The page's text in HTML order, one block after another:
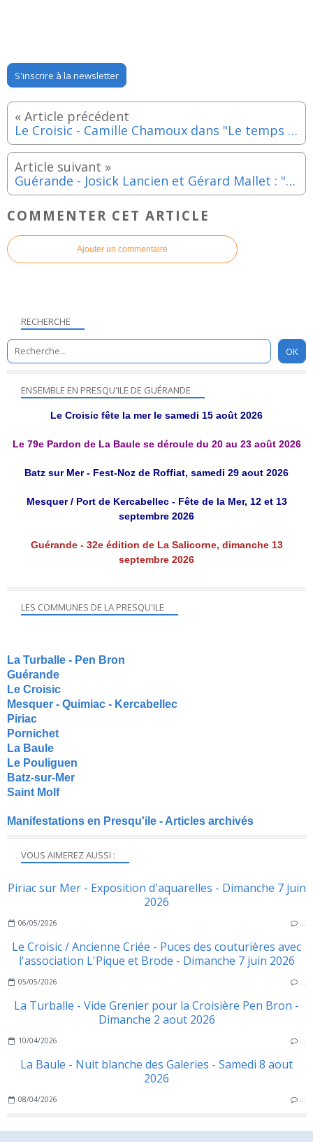
S'inscrire à la newsletter
Le Croisic - Camille Chamoux dans "Le temps de vivre" - Mercredi 22 mars 2023
Guérande - Josick Lancien et Gérard Mallet : "100 parcours guérandais, rencontres singulières"
COMMENTER CET ARTICLE
Ajouter un commentaire
RECHERCHE
VOUS AIMEREZ AUSSI :
Piriac sur Mer - Exposition d'aquarelles - Dimanche 7 juin
2026
06/05/2026 …
Le Croisic / Ancienne Criée - Puces des couturières avec
l'association L'Pique et Brode - Dimanche 7 juin 2026
05/05/2026 …
La Turballe - Vide Grenier pour la Croisière Pen Bron -
Dimanche 2 aout 2026
10/04/2026 …
La Baule - Nuit blanche des Galeries - Samedi 8 aout
2026
08/04/2026 …
ENSEMBLE EN PRESQU'ILE DE GUÉRANDE
Le Croisic fête la mer le samedi 15 août 2026
Le 79e Pardon de La Baule se déroule du 20 au 23 août 2026
Batz sur Mer - Fest-Noz de Roffiat, samedi 29 aout 2026
Mesquer / Port de Kercabellec - Fête de la Mer, 12 et 13
septembre 2026
Guérande - 32e édition de La Salicorne, dimanche 13
septembre 2026
LES COMMUNES DE LA PRESQU'ILE
La Turballe - Pen Bron
Guérande
Le Croisic
Mesquer - Quimiac - Kercabellec
Piriac
Pornichet
La Baule
Le Pouliguen
Batz-sur-Mer
Saint Molf
Manifestations en Presqu'ile - Articles archivés